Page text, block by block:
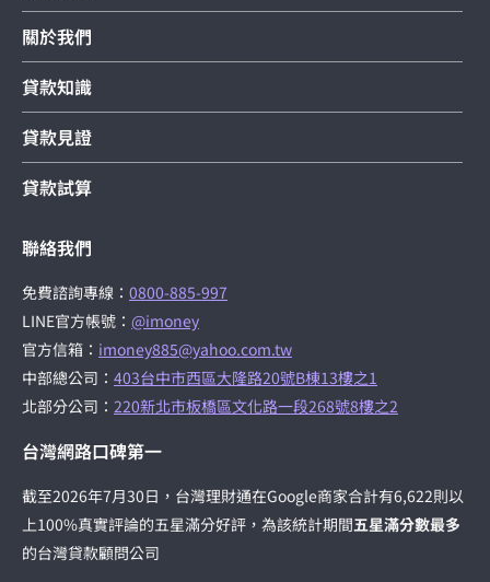
關於我們
貸款知識
貸款見證
貸款試算
聯絡我們
免費諮詢專線： 0800-885-997
LINE官方帳號： @imoney
官方信箱： imoney885@yahoo.com.tw
中部總公司： 403台中市西區大隆路20號B棟13樓之1
北部分公司： 220新北市板橋區文化路一段268號8樓之2
台灣網路口碑第一
截至2026年7月30日，台灣理財通在Google商家合計有6,622則以
上100%真實評論的五星滿分好評，為該統計期間五星滿分數最多
的台灣貸款顧問公司